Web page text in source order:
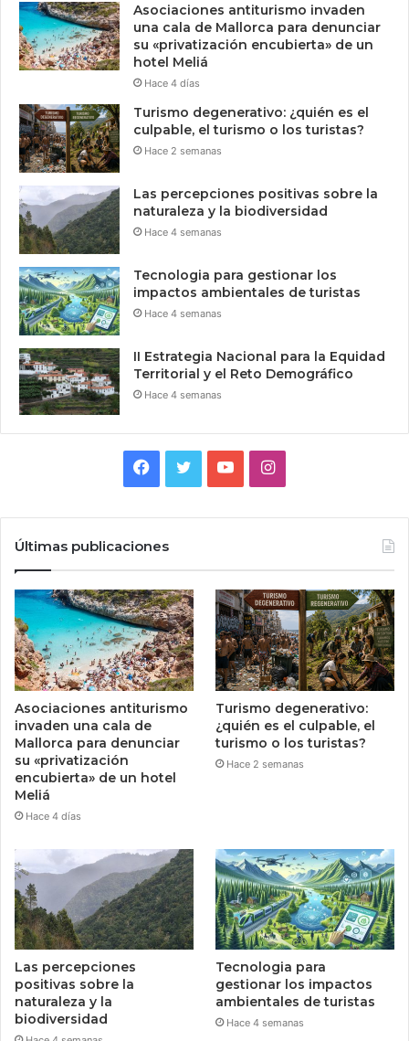
Asociaciones antiturismo invaden
una cala de Mallorca para denunciar
su «privatización encubierta» de un
hotel Meliá
Hace 4 días
Turismo degenerativo: ¿quién es el
culpable, el turismo o los turistas?
Hace 2 semanas
Las percepciones positivas sobre la
naturaleza y la biodiversidad
Hace 4 semanas
Tecnologia para gestionar los
impactos ambientales de turistas
Hace 4 semanas
II Estrategia Nacional para la Equidad
Territorial y el Reto Demográfico
Hace 4 semanas
Facebook
TwitterYouTubeInstagram
Últimas publicaciones
Asociaciones antiturismo
invaden una cala de
Mallorca para denunciar
su «privatización
encubierta» de un hotel
Meliá
Hace 4 días
Turismo degenerativo:
¿quién es el culpable, el
turismo o los turistas?
Hace 2 semanas
Las percepciones
positivas sobre la
naturaleza y la
biodiversidad
Tecnologia para
gestionar los impactos
ambientales de turistas
Hace 4 semanas